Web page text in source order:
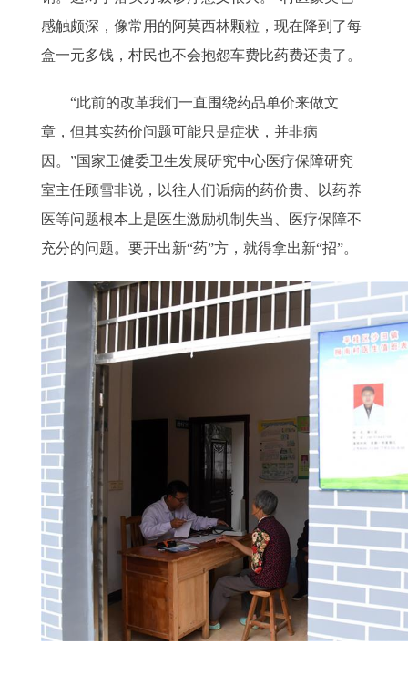
感触颇深，像常用的阿莫西林颗粒，现在降到了每
盒一元多钱，村民也不会抱怨车费比药费还贵了。
“此前的改革我们一直围绕药品单价来做文
章，但其实药价问题可能只是症状，并非病
因。”国家卫健委卫生发展研究中心医疗保障研究
室主任顾雪非说，以往人们诟病的药价贵、以药养
医等问题根本上是医生激励机制失当、医疗保障不
充分的问题。要开出新“药”方，就得拿出新“招”。